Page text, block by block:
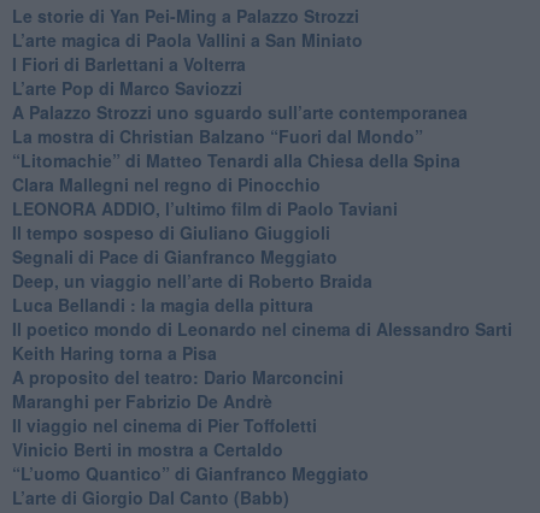
​Le storie di Yan Pei-Ming a Palazzo Strozzi
​L’arte magica di Paola Vallini a San Miniato
​I Fiori di Barlettani a Volterra
​L’arte Pop di Marco Saviozzi
​A Palazzo Strozzi uno sguardo sull’arte contemporanea
La mostra di Christian Balzano “Fuori dal Mondo”
​“Litomachie” di Matteo Tenardi alla Chiesa della Spina
​Clara Mallegni nel regno di Pinocchio
​LEONORA ADDIO, l’ultimo film di Paolo Taviani
Il tempo sospeso di Giuliano Giuggioli
Segnali di Pace di Gianfranco Meggiato
​Deep, un viaggio nell’arte di Roberto Braida
​Luca Bellandi : la magia della pittura
​Il poetico mondo di Leonardo nel cinema di Alessandro Sarti
​Keith Haring torna a Pisa
​A proposito del teatro: Dario Marconcini
Maranghi per Fabrizio De Andrè
​Il viaggio nel cinema di Pier Toffoletti
Vinicio Berti in mostra a Certaldo
“L’uomo Quantico” di Gianfranco Meggiato
​L’arte di Giorgio Dal Canto (Babb)